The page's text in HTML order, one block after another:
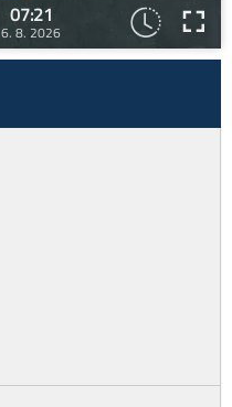
07:21
6. 8. 2026